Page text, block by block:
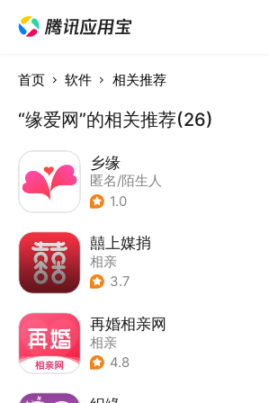
首页 软件 相关推荐
“缘爱网”的相关推荐(26)
乡缘
匿名/陌生人
1.0
囍上媒捎
相亲
3.7
再婚相亲网
相亲
4.8